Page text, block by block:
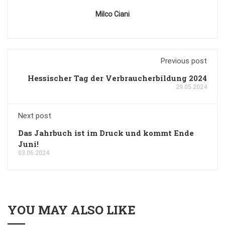
Milco Ciani
Previous post
Hessischer Tag der Verbraucherbildung 2024
29.05.2024
Next post
Das Jahrbuch ist im Druck und kommt Ende
Juni!
03.06.2024
YOU MAY ALSO LIKE